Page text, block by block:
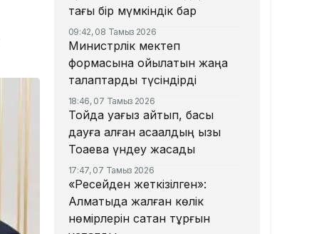
тағы бір мүмкіндік бар
09:42, 08 Тамыз 2026
Министрлік мектеп
формасына қойылатын жаңа
талаптарды түсіндірді
18:46, 07 Тамыз 2026
Тойда уағыз айтып, басы
дауға қалған ақсақалдың қызы
Тоқаевқа үндеу жасады
17:47, 07 Тамыз 2026
«Ресейден жеткізілген»:
Алматыда жалған көлік
нөмірлерін сатқан тұрғын